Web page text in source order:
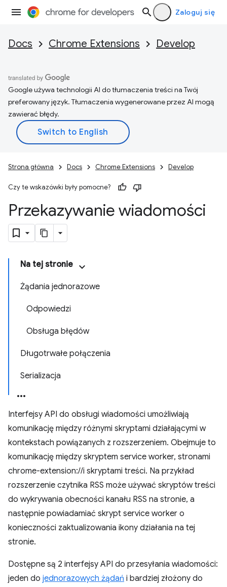
Zaloguj się
Docs Chrome Extensions Develop
Google używa technologii AI do tłumaczenia treści na Twój
preferowany język. Tłumaczenia wygenerowane przez AI mogą
zawierać błędy.
Strona główna Docs Chrome Extensions Develop
Czy te wskazówki były pomocne?
Przekazywanie wiadomości
Na tej stronie
Żądania jednorazowe
Odpowiedzi
Obsługa błędów
Długotrwałe połączenia
Serializacja
Interfejsy API do obsługi wiadomości umożliwiają
komunikację między różnymi skryptami działającymi w
kontekstach powiązanych z rozszerzeniem. Obejmuje to
komunikację między skryptem service worker, stronami
chrome-extension://i skryptami treści. Na przykład
rozszerzenie czytnika RSS może używać skryptów treści
do wykrywania obecności kanału RSS na stronie, a
następnie powiadamiać skrypt service worker o
konieczności zaktualizowania ikony działania na tej
stronie.
Dostępne są 2 interfejsy API do przesyłania wiadomości:
jeden do jednorazowych żądań i bardziej złożony do